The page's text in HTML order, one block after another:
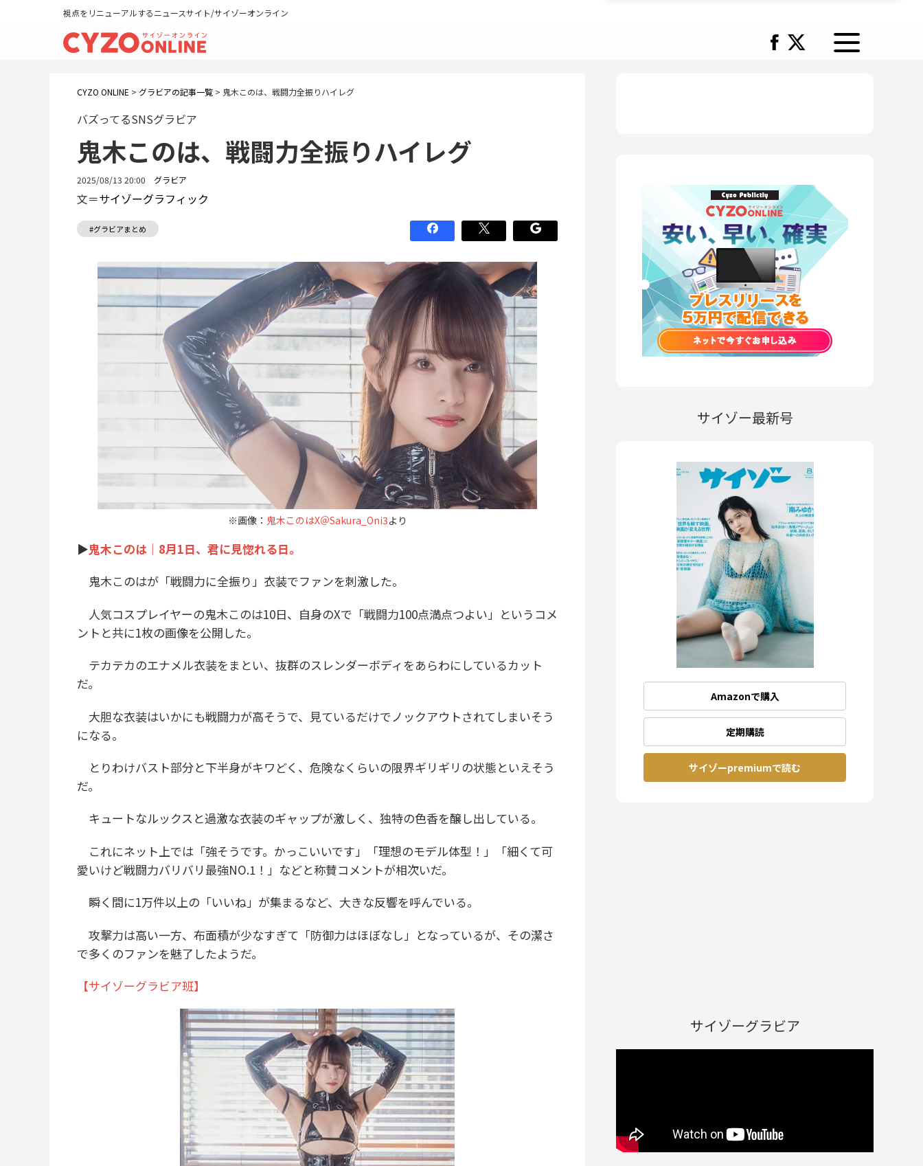
視点をリニューアルするニュースサイト/サイゾーオンライン
CYZO ONLINE > グラビアの記事一覧 > 鬼木このは、戦闘力全振りハイレグ
バズってるSNSグラビア
鬼木このは、戦闘力全振りハイレグ
2025/08/13 20:00 グラビア
文＝サイゾーグラフィック
#グラビアまとめ
※画像： 鬼木このはX＠Sakura_Oni3より
▶︎鬼木このは｜8月1日、君に見惚れる日。
鬼木このはが「戦闘力に全振り」衣装でファンを刺激した。
人気コスプレイヤーの鬼木このは10日、自身のXで「戦闘力100点満点つよい」というコメ
ントと共に1枚の画像を公開した。
テカテカのエナメル衣装をまとい、抜群のスレンダーボディをあらわにしているカット
だ。
大胆な衣装はいかにも戦闘力が高そうで、見ているだけでノックアウトされてしまいそう
になる。
とりわけバスト部分と下半身がキワどく、危険なくらいの限界ギリギリの状態といえそう
だ。
キュートなルックスと過激な衣装のギャップが激しく、独特の色香を醸し出している。
これにネット上では「強そうです。かっこいいです」「理想のモデル体型！」「細くて可
愛いけど戦闘力バリバリ最強NO.1！」などと称賛コメントが相次いだ。
瞬く間に1万件以上の「いいね」が集まるなど、大きな反響を呼んでいる。
攻撃力は高い一方、布面積が少なすぎて「防御力はほぼなし」となっているが、その潔さ
で多くのファンを魅了したようだ。
【サイゾーグラビア班】
サイゾー最新号
Amazonで購入
定期購読
サイゾーpremiumで読む
サイゾーグラビア